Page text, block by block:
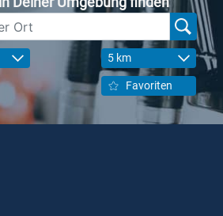
5 km
Favoriten